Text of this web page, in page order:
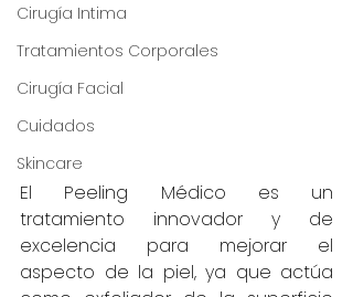
Cirugía Intima
Tratamientos Corporales
Cirugía Facial
Cuidados
Skincare
El Peeling Médico es un
tratamiento innovador y de
excelencia para mejorar el
aspecto de la piel, ya que actúa